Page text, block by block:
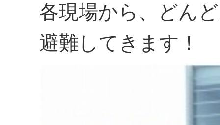
各現場から、どん
避難してきます！